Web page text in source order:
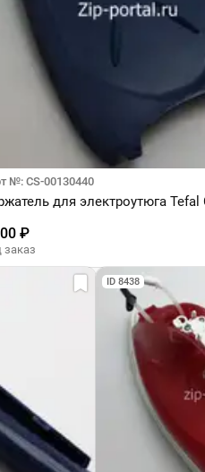
№: CS-00130440
для электроутюга Tefal
₽
заказ
ID 8438